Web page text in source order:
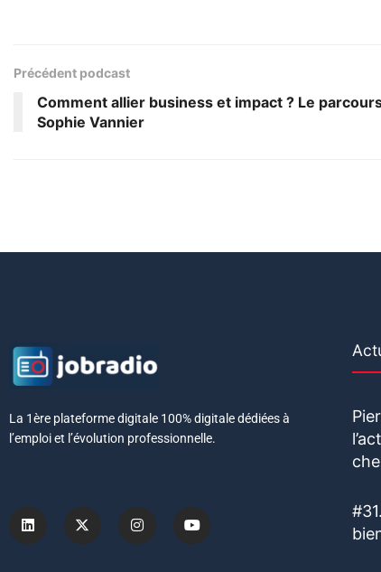
Précédent podcast
Comment allier business et impact ? Le
Sophie Vannier
La 1ère plateforme digitale 100% digitale dédiées à
l’emploi et l’évolution professionnelle.